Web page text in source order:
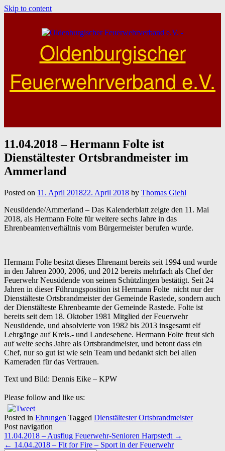
Skip to content
Oldenburgischer
Feuerwehrverband e.V.
11.04.2018 – Hermann Folte ist
Dienstältester Ortsbrandmeister im
Ammerland
Posted on 11. April 201822. April 2018 by Thomas Giehl
Neusüdende/Ammerland – Das Kalenderblatt zeigte den 11. Mai
2018, als Hermann Folte für weitere sechs Jahre in das
Ehrenbeamtenverhältnis vom Bürgermeister berufen wurde.
Hermann Folte besitzt dieses Ehrenamt bereits seit 1994 und wurde
in den Jahren 2000, 2006, und 2012 bereits mehrfach als Chef der
Feuerwehr Neusüdende von seinen Schützlingen bestätigt. Seit 24
Jahren in dieser Führungsposition ist Hermann Folte nicht nur der
Dienstälteste Ortsbrandmeister der Gemeinde Rastede, sondern auch
der Dienstälteste Ehrenbeamte der Gemeinde Rastede. Folte ist
bereits seit dem 18. Oktober 1981 Mitglied der Feuerwehr
Neusüdende, und absolvierte von 1982 bis 2013 insgesamt elf
Lehrgänge auf Kreis.- und Landesebene. Hermann Folte freut sich
auf weite sechs Jahre als Ortsbrandmeister, und betont dass ein
Chef, nur so gut ist wie sein Team und bedankt sich bei allen
Kameraden für das Vertrauen.
Text und Bild: Dennis Eike – KPW
Please follow and like us:
Posted in Ehrungen Tagged Dienstältester Ortsbrandmeister
Post navigation
11.04.2018 – Ausflug Feuerwehr-Senioren Harpstedt →
← 14.04.2018 – Fit for Fire – Sport in der Feuerwehr